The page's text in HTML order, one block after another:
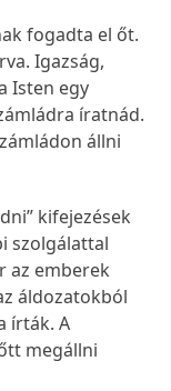
fogadta el őt.
Igazság,
Isten egy
íratnád.
állni
kifejezések
szolgálattal
az emberek
áldozatokból
írták. A
megállni